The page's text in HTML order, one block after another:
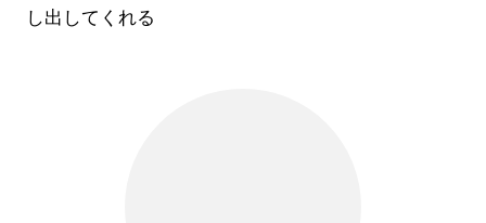
し出してくれる